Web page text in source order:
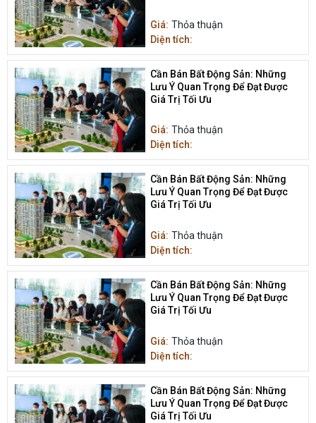
Giá: Thỏa thuận
Diện tích:
Cần Bán Bất Động Sản: Những
Lưu Ý Quan Trọng Để Đạt Được
Giá Trị Tối Ưu
Giá: Thỏa thuận
Diện tích:
Cần Bán Bất Động Sản: Những
Lưu Ý Quan Trọng Để Đạt Được
Giá Trị Tối Ưu
Giá: Thỏa thuận
Diện tích:
Cần Bán Bất Động Sản: Những
Lưu Ý Quan Trọng Để Đạt Được
Giá Trị Tối Ưu
Giá: Thỏa thuận
Diện tích:
Cần Bán Bất Động Sản: Những
Lưu Ý Quan Trọng Để Đạt Được
Giá Trị Tối Ưu